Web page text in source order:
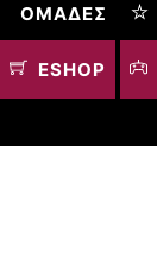
ΟΜΆΔΕΣ
ESHOP